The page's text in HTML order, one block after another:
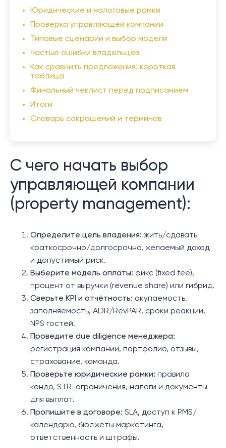
C чего начать выбор
управляющей компании
(property management):
Определите цель владения: жить/сдавать
краткосрочно/долгосрочно, желаемый доход
и допустимый риск.
Выберите модель оплаты: фикс (fixed fee),
процент от выручки (revenue share) или гибрид.
Сверьте KPI и отчётность: окупаемость,
заполняемость, ADR/RevPAR, сроки реакции,
NPS гостей.
Проведите due diligence менеджера:
регистрация компании, портфолио, отзывы,
страхование, команда.
Проверьте юридические рамки: правила
кондо, STR-ограничения, налоги и документы
для выплат.
Пропишите в договоре: SLA, доступ к PMS/
календарю, бюджеты маркетинга,
ответственность и штрафы.
Юридические и налоговые рамки
Проверка управляющей компании
Типовые сценарии и выбор модели
Частые ошибки владельцев
Как сравнить предложения: короткая
таблица
Финальный чеклист перед подписанием
Итоги
Словарь сокращений и терминов